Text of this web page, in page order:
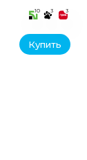
10 3 3
Купить